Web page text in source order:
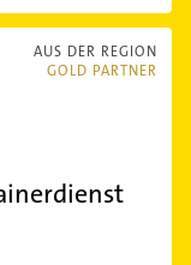
AUS DER REGION
GOLD PARTNER